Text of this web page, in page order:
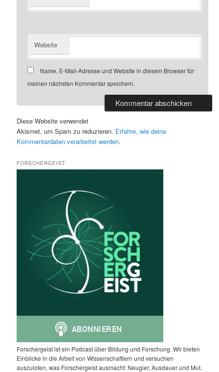
Website
Name, E-Mail-Adresse und Website in diesem Browser für
meinen nächsten Kommentar speichern.
Diese Website verwendet
Akismet, um Spam zu reduzieren. Erfahre, wie deine
Kommentardaten verarbeitet werden.
FORSCHERGEIST
Forschergeist ist ein Podcast über Bildung und Forschung. Wir bieten
Einblicke in die Arbeit von Wissenschaftlern und versuchen
auszuloten, was Forschergeist ausmacht: Neugier, Ausdauer und Mut.